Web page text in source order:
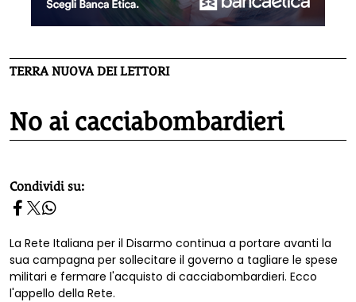
TERRA NUOVA DEI LETTORI
No ai cacciabombardieri
homepage h2
Condividi su:
La Rete Italiana per il Disarmo continua a portare avanti la
sua campagna per sollecitare il governo a tagliare le spese
militari e fermare l'acquisto di cacciabombardieri. Ecco
l'appello della Rete.